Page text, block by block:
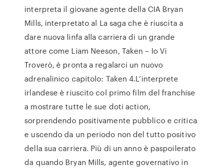
interpreta il giovane agente della CIA Bryan
Mills, interpretato al La saga che è riuscita a
dare nuova linfa alla carriera di un grande
attore come Liam Neeson, Taken – Io Vi
Troverò, è pronta a regalarci un nuovo
adrenalinico capitolo: Taken 4.L’interprete
irlandese è riuscito col primo film del franchise
a mostrare tutte le sue doti action,
sorprendendo positivamente pubblico e critica
e uscendo da un periodo non del tutto positivo
della sua carriera. Più di un anno è paspoilerato
da quando Bryan Mills, agente governativo in